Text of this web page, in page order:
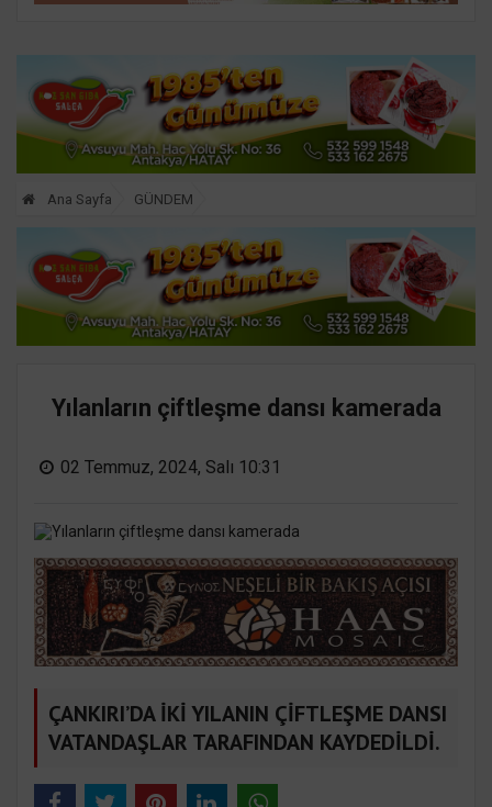
Ana Sayfa GÜNDEM
Yılanların çiftleşme dansı kamerada
02 Temmuz, 2024, Salı 10:31
ÇANKIRI’DA İKİ YILANIN ÇİFTLEŞME DANSI
VATANDAŞLAR TARAFINDAN KAYDEDİLDİ.